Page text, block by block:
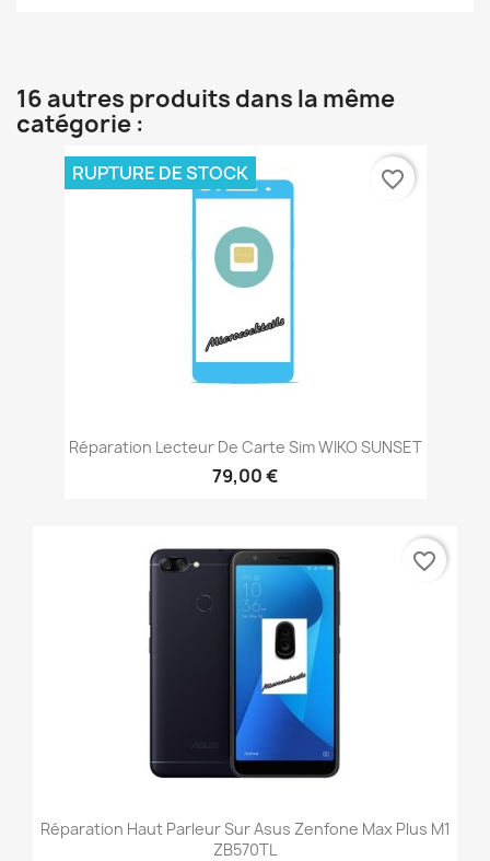
16 autres produits dans la même
catégorie :
Réparation Lecteur De Carte Sim WIKO SUNSET
79,00 €
RUPTURE DE STOCK favorite_border
Réparation Haut Parleur Sur Asus Zenfone Max Plus M1
ZB570TL
favorite_border